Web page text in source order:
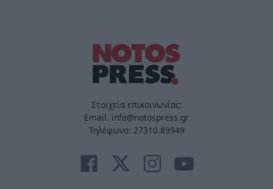
Στοιχεία επικοινωνίας:
Email. info@notospress.gr
Τηλέφωνο: 27310.89949